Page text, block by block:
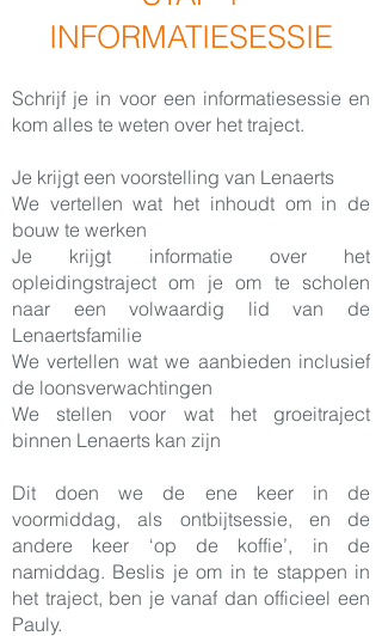
INFORMATIESESSIE
Schrijf je in voor een informatiesessie en
kom alles te weten over het traject.
Je krijgt een voorstelling van Lenaerts
We vertellen wat het inhoudt om in de
bouw te werken
Je krijgt informatie over het
opleidingstraject om je om te scholen
naar een volwaardig lid van de
Lenaertsfamilie
We vertellen wat we aanbieden inclusief
de loonsverwachtingen
We stellen voor wat het groeitraject
binnen Lenaerts kan zijn
Dit doen we de ene keer in de
voormiddag, als ontbijtsessie, en de
andere keer ‘op de koffie’, in de
namiddag. Beslis je om in te stappen in
het traject, ben je vanaf dan officieel een
Pauly.